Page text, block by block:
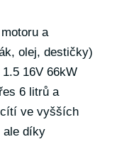
a
olej, destičky)
16V 66kW
6 litrů a
ve vyšších
ale díky